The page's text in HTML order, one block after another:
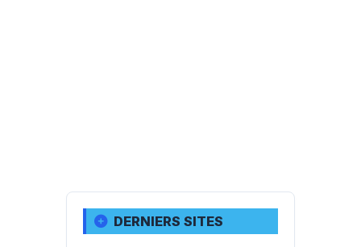
DERNIERS SITES